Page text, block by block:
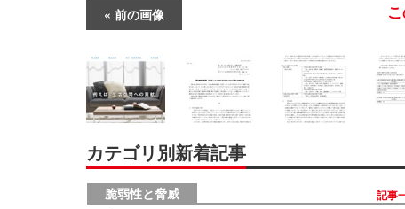
前の画像
カテゴリ別新着記事
脆弱性と脅威 記事